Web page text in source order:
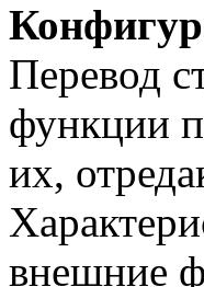
Перевод
функции
их,
внешние